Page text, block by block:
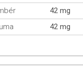
42 mg
42 mg